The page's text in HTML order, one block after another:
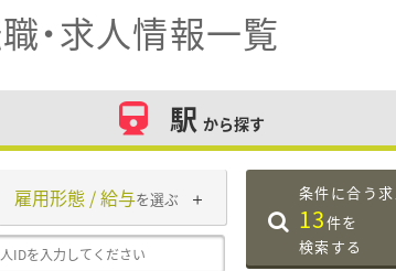
・求人情報一覧
駅 から探す
雇用形態 / 給与を選ぶ 条件に合う求
13件を
検索する